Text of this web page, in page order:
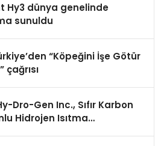
Hy3 dünya genelinde
sunuldu
“Köpeğini İşe Götür
çağrısı
Dro-Gen Inc., Sıfır Karbon
Hidrojen Isıtma